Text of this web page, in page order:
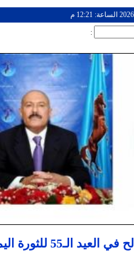
:
للثورة اليمنية